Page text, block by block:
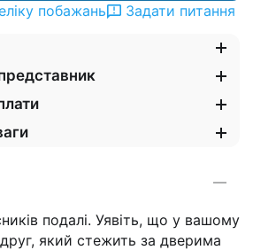
побажань
Задати питання
подалі. Уявіть, що у вашому
який стежить за дверима